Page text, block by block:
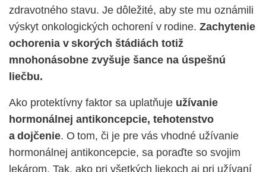
zdravotného stavu. Je dôležité, aby ste mu oznámili
výskyt onkologických ochorení v rodine. Zachytenie
ochorenia v skorých štádiách totiž
mnohonásobne zvyšuje šance na úspešnú
liečbu.
Ako protektívny faktor sa uplatňuje užívanie
hormonálnej antikoncepcie, tehotenstvo
a dojčenie. O tom, či je pre vás vhodné užívanie
hormonálnej antikoncepcie, sa poraďte so svojim
lekárom. Tak, ako pri všetkých liekoch aj pri užívaní